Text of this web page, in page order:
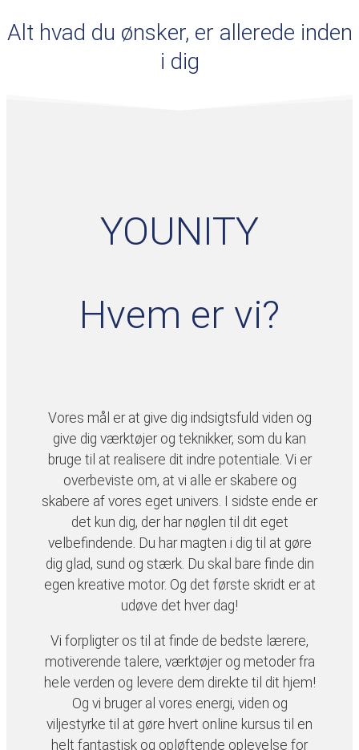
Alt hvad du ønsker, er allerede inden
i dig
YOUNITY
Hvem er vi?
Vores mål er at give dig indsigtsfuld viden og
give dig værktøjer og teknikker, som du kan
bruge til at realisere dit indre potentiale. Vi er
overbeviste om, at vi alle er skabere og
skabere af vores eget univers. I sidste ende er
det kun dig, der har nøglen til dit eget
velbefindende. Du har magten i dig til at gøre
dig glad, sund og stærk. Du skal bare finde din
egen kreative motor. Og det første skridt er at
udøve det hver dag!
Vi forpligter os til at finde de bedste lærere,
motiverende talere, værktøjer og metoder fra
hele verden og levere dem direkte til dit hjem!
Og vi bruger al vores energi, viden og
viljestyrke til at gøre hvert online kursus til en
helt fantastisk og opløftende oplevelse for